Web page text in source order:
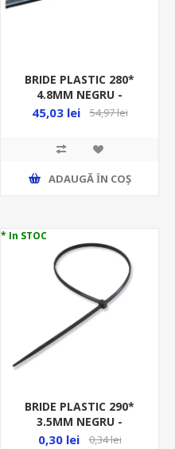
BRIDE PLASTIC 280*
4.8MM NEGRU -
100BUC/PUNGA -
45,03 lei 54,97 lei
ADAUGĂ ȊN COŞ
* In STOC
BRIDE PLASTIC 290*
3.5MM NEGRU -
839.53300
0,30 lei 0,34 lei